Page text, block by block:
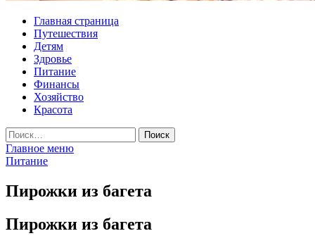
Главная страница
Путешествия
Детям
Здровье
Питание
Финансы
Хозяйство
Красота
Найти:
Главное меню
Питание
Пирожки из багета
Пирожки из багета